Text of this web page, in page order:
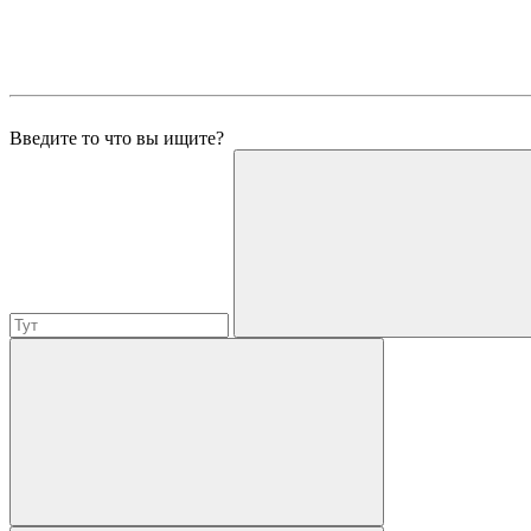
Введите то что вы ищите?